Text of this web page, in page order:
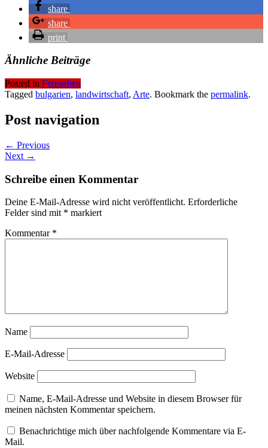
share
share
print
Ähnliche Beiträge
Posted in Fernsehen
Tagged bulgarien, landwirtschaft, Arte. Bookmark the permalink.
Post navigation
← Previous
Next →
Schreibe einen Kommentar
Deine E-Mail-Adresse wird nicht veröffentlicht. Erforderliche
Felder sind mit * markiert
Kommentar *
Name
E-Mail-Adresse
Website
Name, E-Mail-Adresse und Website in diesem Browser für
meinen nächsten Kommentar speichern.
Benachrichtige mich über nachfolgende Kommentare via E-
Mail.